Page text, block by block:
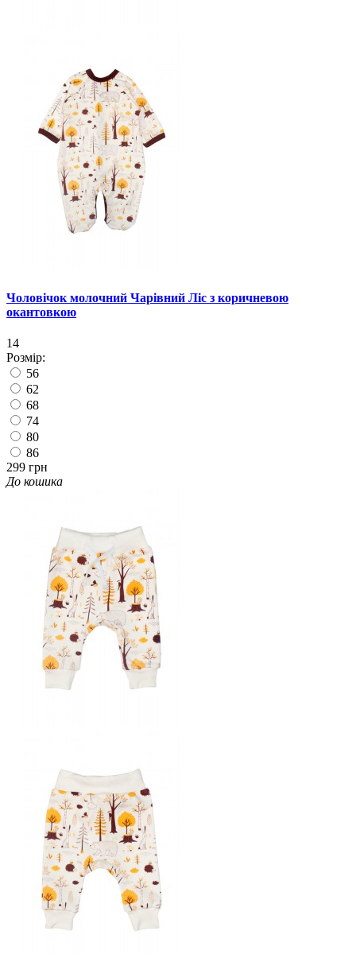
Чоловічок молочний Чарівний Ліс з коричневою
окантовкою
14
Розмір:
56
62
68
74
80
86
299 грн
До кошика